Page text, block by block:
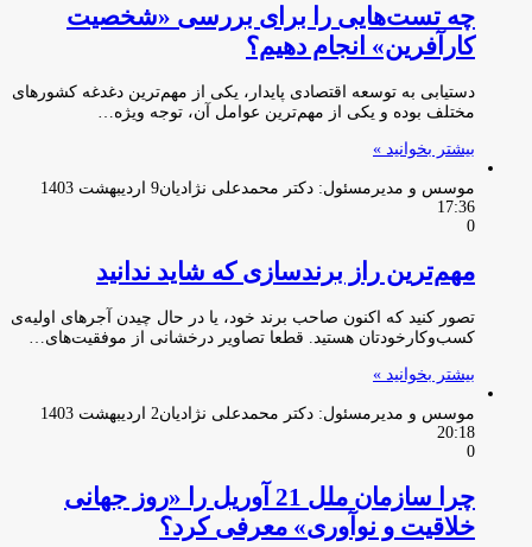
چه تست‌هایی را برای بررسی «شخصیت
کارآفرین» انجام دهیم؟
دستیابی به توسعه اقتصادی پایدار، یکی از مهم‌ترین دغدغه کشورهای
مختلف بوده و یکی از مهم‌ترین عوامل آن، توجه ویژه…
بیشتر بخوانید »
موسس و مدیرمسئول: دکتر محمدعلی نژادیان
9 اردیبهشت 1403
17:36
0
مهم‌ترین راز برندسازی که شاید ندانید
تصور کنید که اکنون صاحب برند خود، یا در حال چیدن آجرهای اولیه‌ی
کسب‌وکارخودتان هستید. قطعا تصاویر درخشانی از موفقیت‌های…
بیشتر بخوانید »
موسس و مدیرمسئول: دکتر محمدعلی نژادیان
2 اردیبهشت 1403
20:18
0
چرا سازمان ملل 21 آوریل را «روز جهانی
خلاقیت و نوآوری» معرفی کرد؟